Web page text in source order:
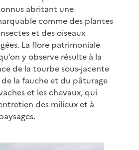
abritant une
comme des plantes
et des oiseaux
La flore patrimoniale
y observe résulte à la
de la tourbe sous-jacente
la fauche et du pâturage
et les chevaux, qui
des milieux et à